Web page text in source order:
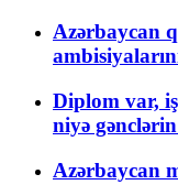
Azərbaycan
Diplom var,
niyə
Azərbaycan